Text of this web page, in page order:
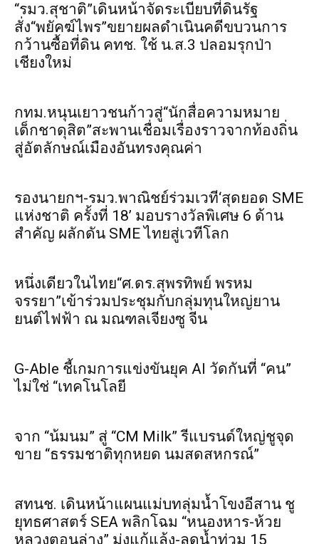
“รมว.สุชาติ”เดินหน้าจัดระเบียบที่ดินรัฐ
สั่ง“พยัคฆ์ไพร”ขยายผลดำเนินคดีขบวนการ
กว้านซื้อที่ดิน คทช. ใช้ น.ส.3 ปลอมรุกป่า
เชียงใหม่
กทม.หนุนเยาวชนก้าวสู่“นักสื่อความหมาย
เด็กชาดุสิต”สะพานเชื่อมเรื่องราวจากท้องถิ่น
สู่อัตลักษณ์เมืองอันทรงคุณค่า
รองนายกฯ-รมว.พาณิชย์ร่วมเวที‘สุดยอด SME
แห่งชาติ ครั้งที่ 18’ มอบรางวัลพิเศษ 6 ด้าน
สำคัญ ผลักดัน SME ไทยสู่เวทีโลก
หนึ่งเดียวในไทย“ศ.ดร.สุพรทิพย์ พรหม
จรรยา”เข้าร่วมประชุมกับกลุ่มทุนใหญ่ยาน
ยนต์ไฟฟ้า ณ มณฑลเจียงซู จีน
G-Able ชี้เกมการแข่งขันยุค AI วัดกันที่ “คน”
ไม่ใช่ “เทคโนโลยี
จาก “น้มนม” สู่ “CM Milk” รีแบรนด์ใหญ่ชูจุด
ขาย “ธรรมชาติทุกหยด นมสดสหกรณ์”
สทนช. เดินหน้าแผนแม่บทลุ่มน้ำโขงอีสาน ชู
ยุทธศาสตร์ SEA พลิกโฉม “หนองหาร-ห้วย
หลวงตอนล่าง” มุ่งแก้แล้ง-ลดน้ำท่วม 15